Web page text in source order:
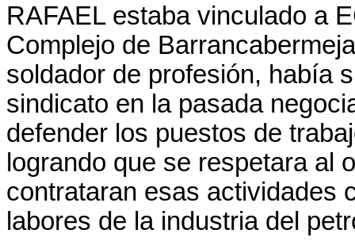
RAFAEL estaba vinculado a
Complejo de
soldador de profesión, había
sindicato en la pasada
defender los puestos de
logrando que se respetara al
contrataran esas actividades
labores de la industria del